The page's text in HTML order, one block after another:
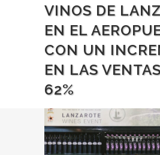
VINOS DE
EN EL
CON UN
EN LAS
62%